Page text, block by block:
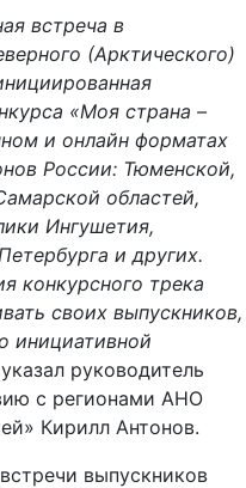
встреча в
(Арктического)
«Моя страна –
и онлайн форматах
России: Тюменской,
областей,
Ингушетия,
и других.
конкурсного трека
своих выпускников,
инициативной
руководитель
с регионами АНО
Кирилл Антонов.
выпускников